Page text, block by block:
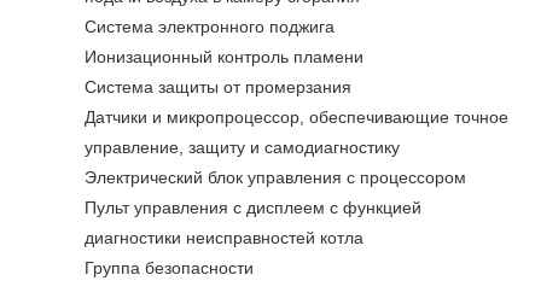
Система электронного поджига
Ионизационный контроль пламени
Система защиты от промерзания
Датчики и микропроцессор, обеспечивающие точное
управление, защиту и самодиагностику
Электрический блок управления с процессором
Пульт управления с дисплеем с функцией
диагностики неисправностей котла
Группа безопасности